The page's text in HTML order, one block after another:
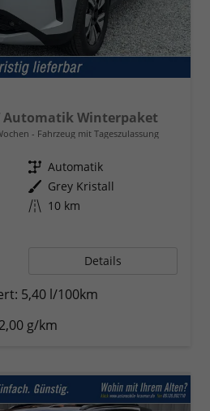
Automatik Winterpaket
Fahrzeug mit Tageszulassung
Getriebe Automatik
Außenfarbe Grey Kristall
Kilometerstand 10 km
Details
5,40 l/100km
g/km